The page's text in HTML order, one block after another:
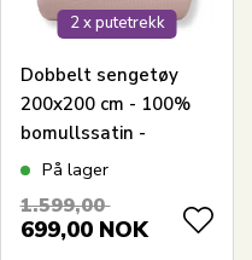
2 x putetrekk
Dobbelt sengetøy
200x200 cm - 100%
bomullssatin -
Klassiske lyserosa
På lager
1.599,00
699,00 NOK